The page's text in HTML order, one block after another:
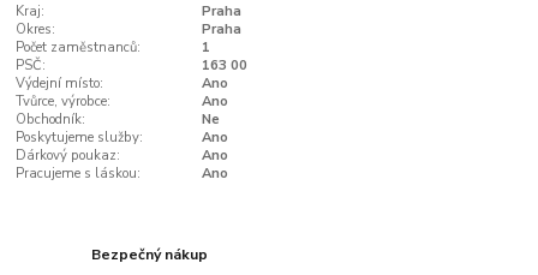
Kraj:
Praha
Okres:
Praha
Počet zaměstnanců:
1
PSČ:
163 00
Výdejní místo:
Ano
Tvůrce, výrobce:
Ano
Obchodník:
Ne
Poskytujeme služby:
Ano
Dárkový poukaz:
Ano
Pracujeme s láskou:
Ano
Bezpečný nákup